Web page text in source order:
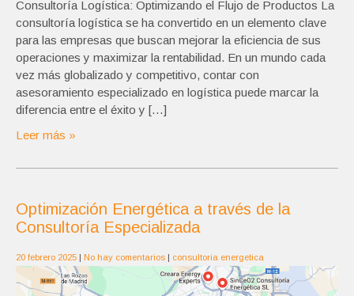
Consultoría Logística: Optimizando el Flujo de Productos La
consultoría logística se ha convertido en un elemento clave
para las empresas que buscan mejorar la eficiencia de sus
operaciones y maximizar la rentabilidad. En un mundo cada
vez más globalizado y competitivo, contar con
asesoramiento especializado en logística puede marcar la
diferencia entre el éxito y […]
Leer más »
Optimización Energética a través de la
Consultoría Especializada
20 febrero 2025 No hay comentarios consultoria energetica